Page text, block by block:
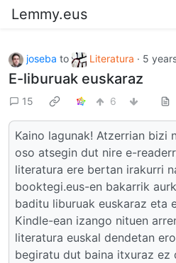
Lemmy.eus
joseba to Literatura · 5
E-liburuak euskaraz
15 6
Kaino lagunak! Atzerrian bizi
oso atsegin dut nire e-
literatura ere bertan irakurri
booktegi.eus-en bakarrik
baditu liburuak euskaraz eta
Kindle-ean izango nituen
literatura euskal dendetan
begiratu dut baina itxuraz ez